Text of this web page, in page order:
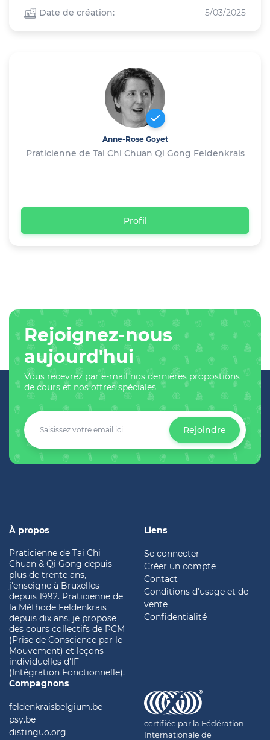
Date de création: 5/03/2025
Anne-Rose Goyet
Praticienne de Tai Chi Chuan Qi Gong Feldenkrais
Profil
Rejoignez-nous
aujourd'hui
Vous recevrez par e-mail nos dernières propostions
de cours et nos offres spéciales
Rejoindre
À propos
Praticienne de Tai Chi
Chuan & Qi Gong depuis
plus de trente ans,
j'enseigne à Bruxelles
depuis 1992. Praticienne de
la Méthode Feldenkrais
depuis dix ans, je propose
des cours collectifs de PCM
(Prise de Conscience par le
Mouvement) et leçons
individuelles d'IF
(Intégration Fonctionnelle).
Liens
Se connecter
Créer un compte
Contact
Conditions d'usage et de
vente
Confidentialité
Compagnons
feldenkraisbelgium.be
psy.be
distinguo.org
certifiée par la Fédération
Internationale de